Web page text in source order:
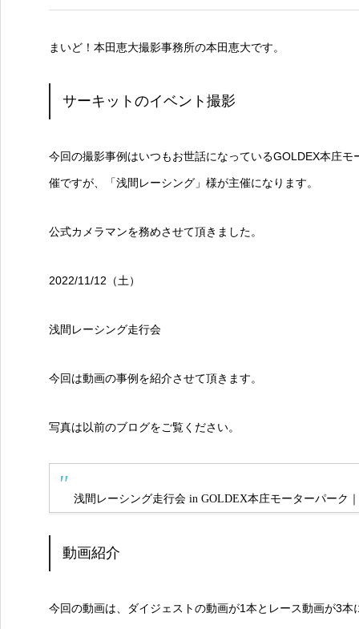
まいど！本田恵大撮影事務所の本田恵大です。
サーキットのイベント撮影
今回の撮影事例はいつもお世話になっているGOLDEX本庄
催ですが、「浅間レーシング」様が主催になります。
公式カメラマンを務めさせて頂きました。
2022/11/12（土）
浅間レーシング走行会
今回は動画の事例を紹介させて頂きます。
写真は以前のブログをご覧ください。
浅間レーシング走行会 in GOLDEX本庄モーターパーク
動画紹介
今回の動画は、ダイジェストの動画が1本とレース動画が3本